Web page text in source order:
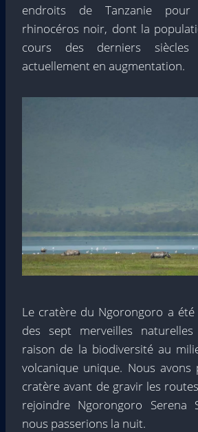
endroits de Tanzanie pour
rhinocéros noir, dont la
cours des derniers
actuellement en augmentation.
Le cratère du Ngorongoro a été
des sept merveilles
raison de la biodiversité au
volcanique unique. Nous
cratère avant de gravir les
rejoindre Ngorongoro Serena
nous passerions la nuit.